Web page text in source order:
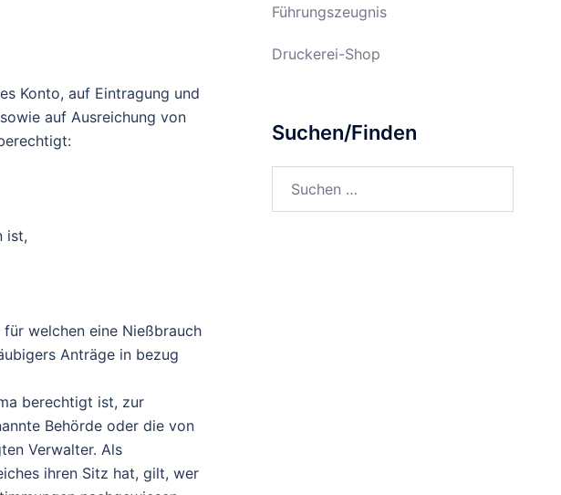
Konto, auf Eintragung und
auf Ausreichung von
ist,
welchen eine Nießbrauch
Anträge in bezug
berechtigt ist, zur
Behörde oder die von
Verwalter. Als
ihren Sitz hat, gilt, wer
Führungszeugnis
Druckerei-Shop
Suchen/Finden
nach: